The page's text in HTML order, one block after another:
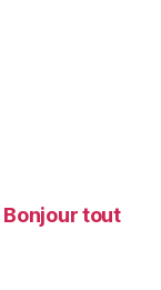
Bonjour tout